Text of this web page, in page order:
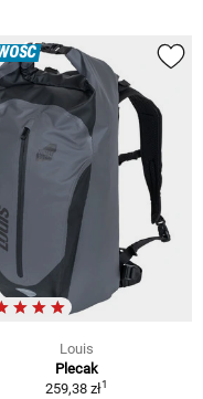
Louis
Plecak
259,38 zł1